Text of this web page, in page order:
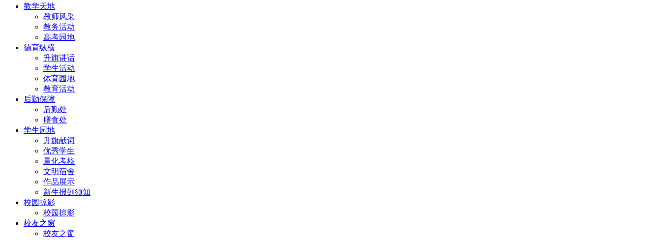
教学天地
教师风采
教务活动
高考园地
德育纵横
升旗讲话
学生活动
体育园地
教育活动
后勤保障
后勤处
膳食处
学生园地
升旗献词
优秀学生
量化考核
文明宿舍
作品展示
新生报到须知
校园掠影
校园掠影
校友之窗
校友之窗